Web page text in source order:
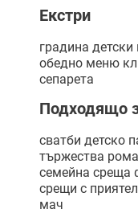
Екстри
градина детски
обедно меню
сепарета
Подходящо
сватби детско
тържества
семейна среща
срещи с
мач